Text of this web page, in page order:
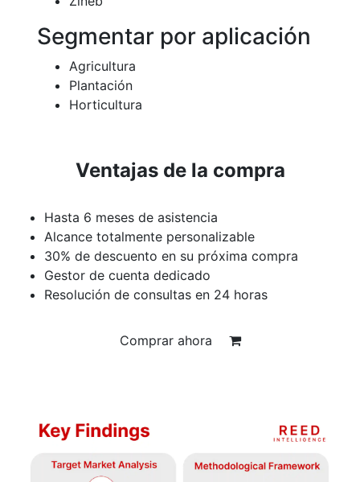
Segmentar por aplicación
Agricultura
Plantación
Horticultura
Ventajas de la compra
Hasta 6 meses de asistencia
Alcance totalmente personalizable
30% de descuento en su próxima compra
Gestor de cuenta dedicado
Resolución de consultas en 24 horas
Comprar ahora